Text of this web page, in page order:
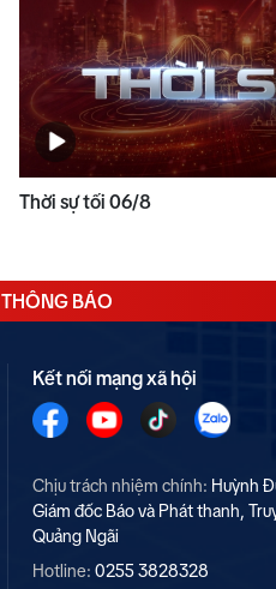
Thời sự tối 06/8
THÔNG BÁO
Kết nối mạng xã hội
Chịu trách nhiệm chính: Huỳnh
Giám đốc Báo và Phát thanh,
Quảng Ngãi
Hotline: 0255 3828328